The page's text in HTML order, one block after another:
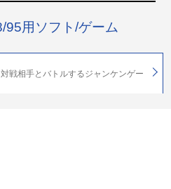
95用ソフト/ゲーム
戦相手とバトルするジャンケンゲー